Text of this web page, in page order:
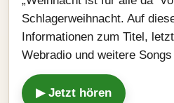
Schlagerweihnacht. Auf
Informationen zum Titel,
Webradio und weitere
▶ Jetzt hören